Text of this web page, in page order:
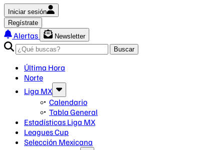
Iniciar sesión
Regístrate
Alertas
Newsletter
Buscar
Última Hora
Norte
Liga MX
Calendario
Tabla General
Estadísticas Liga MX
Leagues Cup
Selección Mexicana